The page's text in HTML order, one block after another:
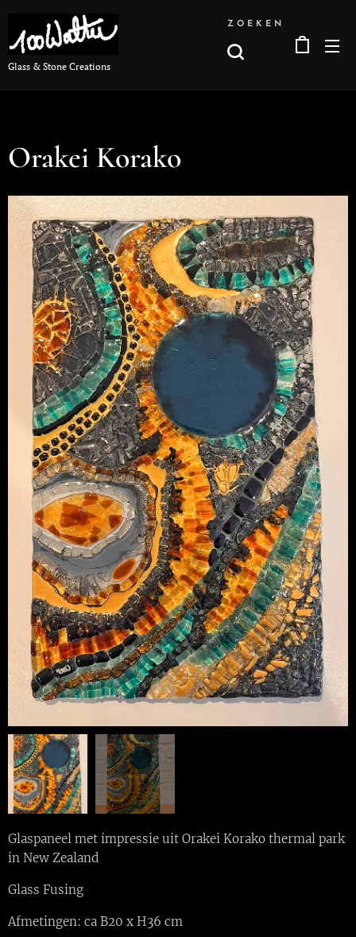
Glass & Stone Creations
ZOEKEN
Orakei Korako
Glaspaneel met impressie uit Orakei Korako thermal park
in New Zealand
Glass Fusing
Afmetingen: ca B20 x H36 cm